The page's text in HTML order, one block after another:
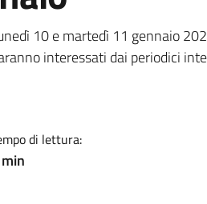
10 e martedì 11 gennaio
interessati dai periodici
di lettura: